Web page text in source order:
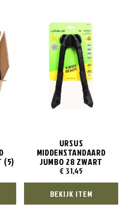
(5)
URSUS
MIDDENSTANDAARD
JUMBO 28 ZWART
€ 31,45
BEKIJK ITEM